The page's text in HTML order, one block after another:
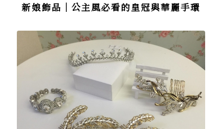
新娘飾品│公主風必看的皇冠與華麗手環